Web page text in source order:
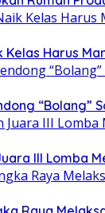
Kelas Harus
“Bolang”
III Lomba